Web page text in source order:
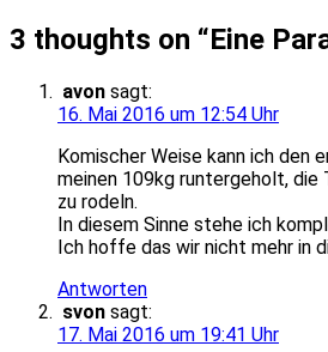
3 thoughts on “Eine
avon sagt:
16. Mai 2016 um 12:54 Uhr
Komischer Weise kann ich den
meinen 109kg runtergeholt, die
zu rodeln.
In diesem Sinne stehe ich
Ich hoffe das wir nicht mehr in
Antworten
svon sagt:
17. Mai 2016 um 19:41 Uhr